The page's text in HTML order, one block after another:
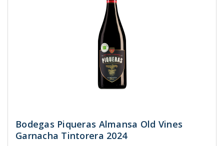
Bodegas Piqueras Almansa Old Vines
Garnacha Tintorera 2024